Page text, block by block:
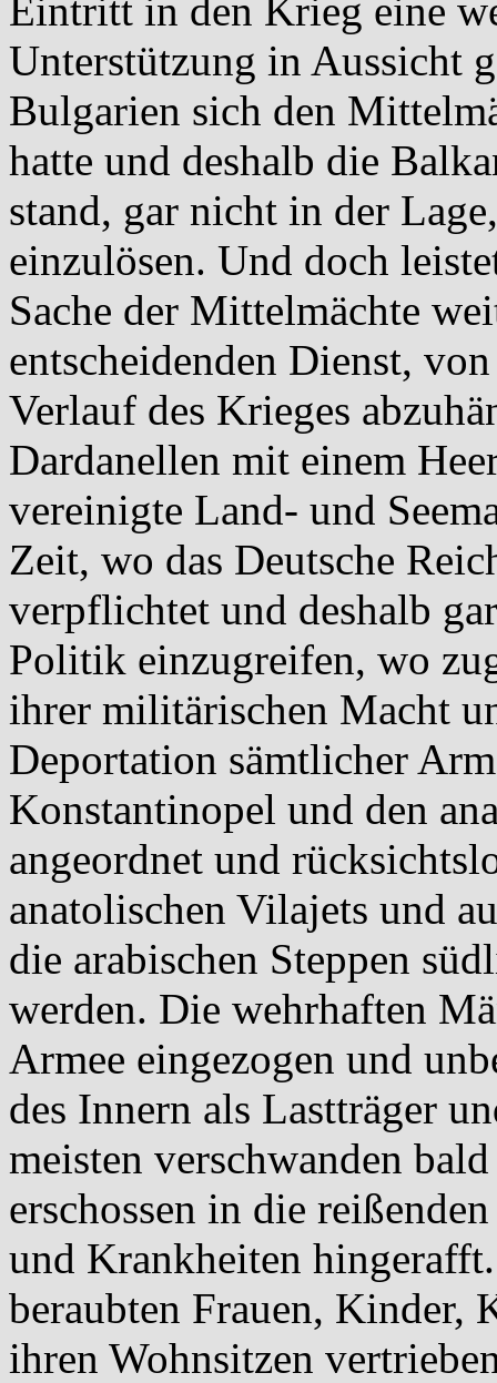
Eintritt in den Krieg eine
Unterstützung in Aussicht
Bulgarien sich den
hatte und deshalb die
stand, gar nicht in der
einzulösen. Und doch
Sache der Mittelmächte
entscheidenden Dienst,
Verlauf des Krieges
Dardanellen mit einem
vereinigte Land- und
Zeit, wo das Deutsche
verpflichtet und deshalb
Politik einzugreifen, wo
ihrer militärischen Macht
Deportation sämtlicher
Konstantinopel und den
angeordnet und
anatolischen Vilajets und
die arabischen Steppen
werden. Die wehrhaften
Armee eingezogen und
des Innern als Lastträger
meisten verschwanden
erschossen in die
und Krankheiten
beraubten Frauen, Kinder,
ihren Wohnsitzen